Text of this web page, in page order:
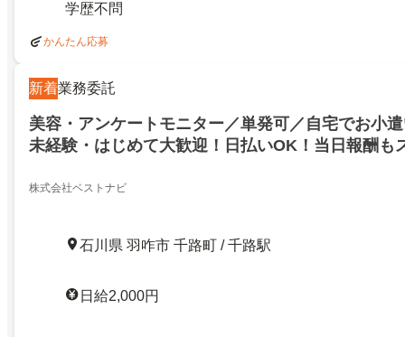
学歴不問
かんたん応募
新着業務委託
美容・アンケートモニター／単発可／自宅でお小
未経験・はじめて大歓迎！日払いOK！当日報酬も
めて大歓迎！日払いOK！当日報酬もスマモニ 在
株式会社ベストナビ
石川県 羽咋市 千路町 / 千路駅
日給2,000円